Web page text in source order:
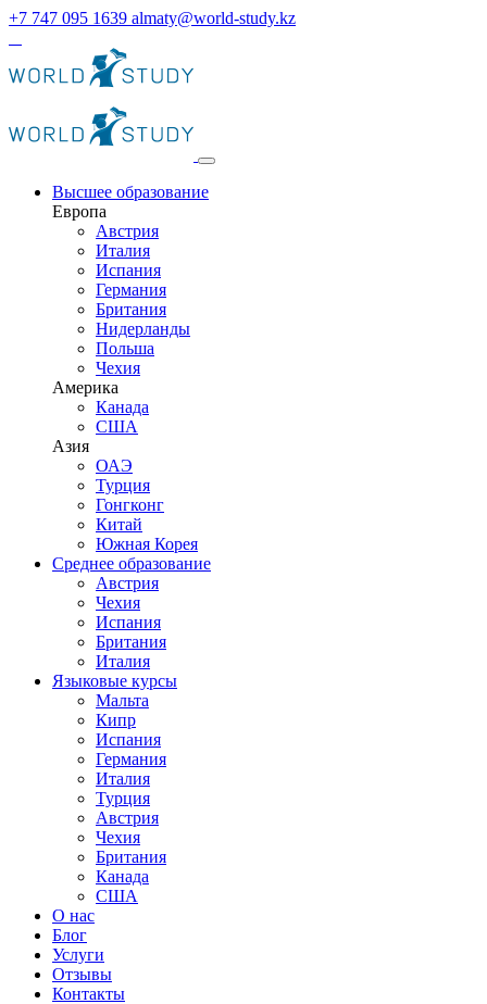
+7 747 095 1639 almaty@world-study.kz
Высшее образование
Европа
Австрия
Италия
Испания
Германия
Британия
Нидерланды
Польша
Чехия
Америка
Канада
США
Азия
ОАЭ
Турция
Гонгконг
Китай
Южная Корея
Среднее образование
Австрия
Чехия
Испания
Британия
Италия
Языковые курсы
Мальта
Кипр
Испания
Германия
Италия
Турция
Австрия
Чехия
Британия
Канада
США
О нас
Блог
Услуги
Отзывы
Контакты